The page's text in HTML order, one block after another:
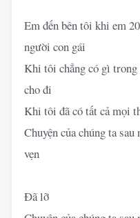
Em đến bên tôi khi em
người con gái
Khi tôi chẳng có gì trong
cho đi
Khi tôi đã có tất cả mọi
Chuyện của chúng ta
vẹn
Đã lỡ